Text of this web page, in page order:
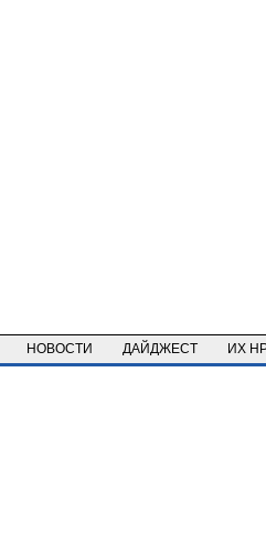
НОВОСТИ ДАЙДЖЕСТ ИХ